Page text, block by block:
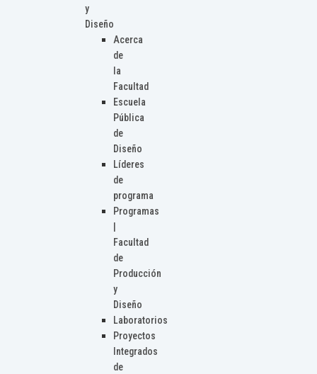
y
Diseño
Acerca
de
la
Facultad
Escuela
Pública
de
Diseño
Líderes
de
programa
Programas
Facultad
de
Producción
y
Diseño
Laboratorios
Proyectos
Integrados
de